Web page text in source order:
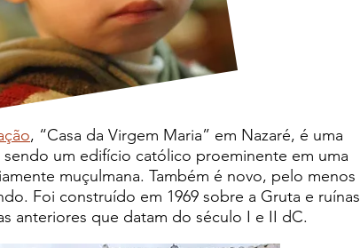
, “Casa da Virgem Maria” em Nazaré, é uma
sendo um edifício católico proeminente em uma
muçulmana. Também é novo, pelo menos
Foi construído em 1969 sobre a Gruta e ruínas
anteriores que datam do século I e II dC.